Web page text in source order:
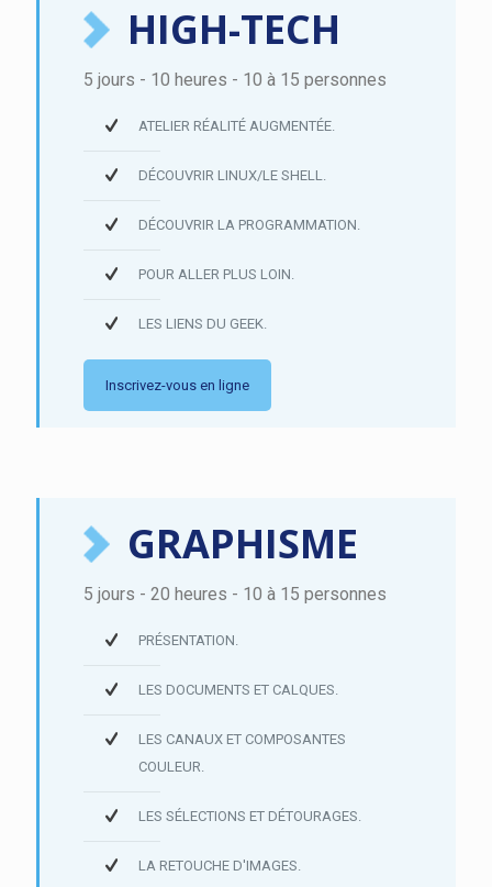
HIGH-TECH
5 jours - 10 heures - 10 à 15 personnes
ATELIER RÉALITÉ AUGMENTÉE.
DÉCOUVRIR LINUX/LE SHELL.
DÉCOUVRIR LA PROGRAMMATION.
POUR ALLER PLUS LOIN.
LES LIENS DU GEEK.
Inscrivez-vous en ligne
GRAPHISME
5 jours - 20 heures - 10 à 15 personnes
PRÉSENTATION.
LES DOCUMENTS ET CALQUES.
LES CANAUX ET COMPOSANTES
COULEUR.
LES SÉLECTIONS ET DÉTOURAGES.
LA RETOUCHE D'IMAGES.